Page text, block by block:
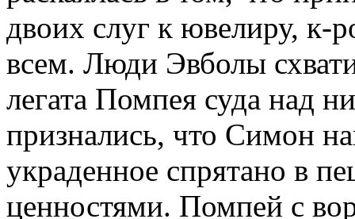
двоих слуг к ювелиру, к-
всем. Люди Эвболы
легата Помпея суда над
признались, что Симон
украденное спрятано в
ценностями. Помпей с